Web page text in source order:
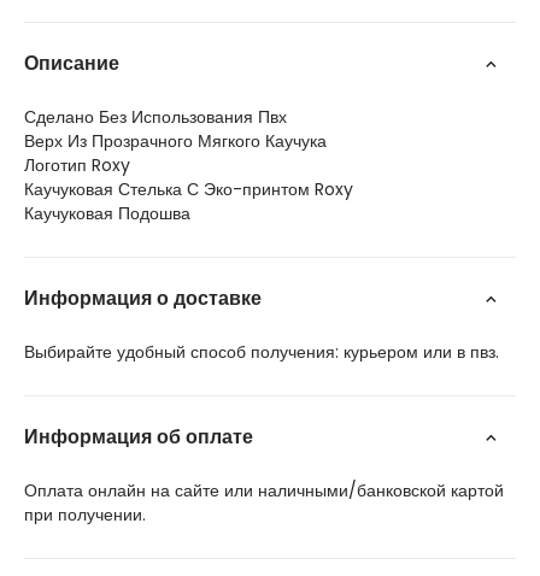
Описание
Сделано Без Использования Пвх
Верх Из Прозрачного Мягкого Каучука
Логотип Roxy
Каучуковая Стелька С Эко-принтом Roxy
Каучуковая Подошва
Информация о доставке
Выбирайте удобный способ получения: курьером или в пвз.
Информация об оплате
Оплата онлайн на сайте или наличными/банковской картой
при получении.